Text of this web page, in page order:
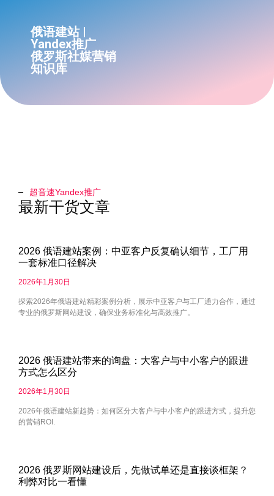
俄语建站 |
Yandex推广
俄罗斯社媒营销
知识库
超音速Yandex推广​
最新干货文章
2026 俄语建站案例：中亚客户反复确认细节，工厂用
一套标准口径解决
2026年1月30日
探索2026年俄语建站精彩案例分析，展示中亚客户与工厂通力合作，通过
专业的俄罗斯网站建设，确保业务标准化与高效推广。
2026 俄语建站带来的询盘：大客户与中小客户的跟进
方式怎么区分
2026年1月30日
2026年俄语建站新趋势：如何区分大客户与中小客户的跟进方式，提升您
的营销ROI.
2026 俄罗斯网站建设后，先做试单还是直接谈框架？
利弊对比一看懂